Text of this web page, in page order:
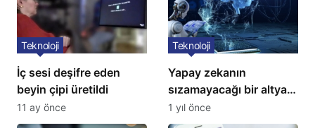
İç sesi deşifre eden
beyin çipi üretildi
Teknoloji
11 ay önce
Yapay zekanın
sızamayacağı bir altyapı
geliştirildi
Teknoloji
1 yıl önce